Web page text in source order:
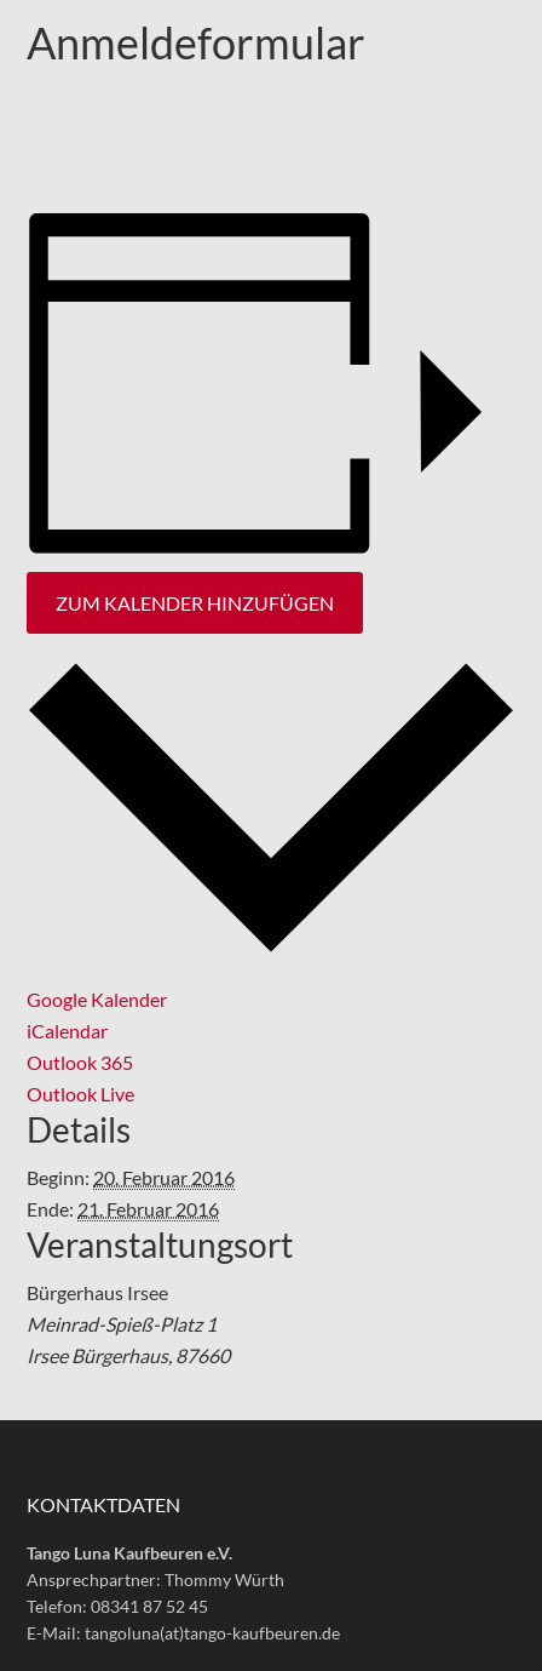
Anmeldeformular
ZUM KALENDER HINZUFÜGEN
Google Kalender
iCalendar
Outlook 365
Outlook Live
Details
Beginn: 20. Februar 2016
Ende: 21. Februar 2016
Veranstaltungsort
Bürgerhaus Irsee
Meinrad-Spieß-Platz 1
Irsee Bürgerhaus, 87660
KONTAKTDATEN
Tango Luna Kaufbeuren e.V.
Ansprechpartner: Thommy Würth
Telefon: 08341 87 52 45
E-Mail: tangoluna(at)tango-kaufbeuren.de